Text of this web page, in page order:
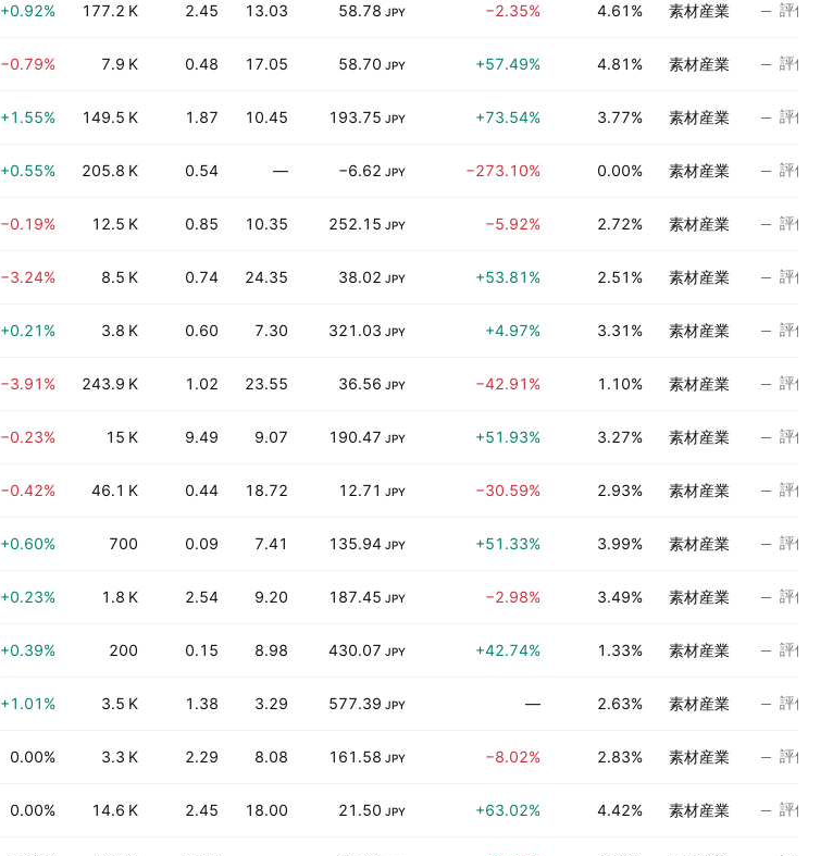
+0.92% 177.2 K 2.45 13.03 58.78 JPY −2.35% 4.61% 素材産業 評価な
−0.79% 7.9 K 0.48 17.05 58.70 JPY +57.49% 4.81% 素材産業 評価な
+1.55% 149.5 K 1.87 10.45 193.75 JPY +73.54% 3.77% 素材産業 評価な
+0.55% 205.8 K 0.54 — −6.62 JPY −273.10% 0.00% 素材産業 評価な
−0.19% 12.5 K 0.85 10.35 252.15 JPY −5.92% 2.72% 素材産業 評価な
−3.24% 8.5 K 0.74 24.35 38.02 JPY +53.81% 2.51% 素材産業 評価な
+0.21% 3.8 K 0.60 7.30 321.03 JPY +4.97% 3.31% 素材産業 評価な
−3.91% 243.9 K 1.02 23.55 36.56 JPY −42.91% 1.10% 素材産業 評価な
−0.23% 15 K 9.49 9.07 190.47 JPY +51.93% 3.27% 素材産業 評価な
−0.42% 46.1 K 0.44 18.72 12.71 JPY −30.59% 2.93% 素材産業 評価な
+0.60% 700 0.09 7.41 135.94 JPY +51.33% 3.99% 素材産業 評価な
+0.23% 1.8 K 2.54 9.20 187.45 JPY −2.98% 3.49% 素材産業 評価な
+0.39% 200 0.15 8.98 430.07 JPY +42.74% 1.33% 素材産業 評価な
+1.01% 3.5 K 1.38 3.29 577.39 JPY — 2.63% 素材産業 評価な
0.00% 3.3 K 2.29 8.08 161.58 JPY −8.02% 2.83% 素材産業 評価な
0.00% 14.6 K 2.45 18.00 21.50 JPY +63.02% 4.42% 素材産業 評価な